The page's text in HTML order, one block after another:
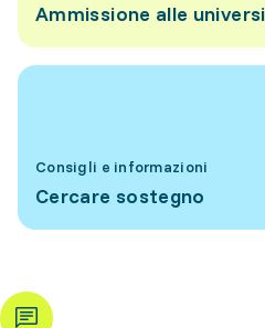
Ammissione alle
Consigli e informazioni
Cercare sostegno